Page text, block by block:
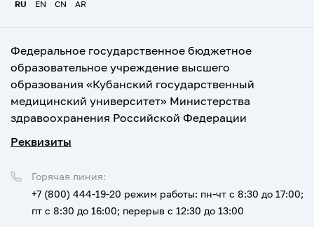
RU EN CN AR
Федеральное государственное бюджетное
образовательное учреждение высшего
образования «Кубанский государственный
медицинский университет» Министерства
здравоохранения Российской Федерации
Реквизиты
Горячая линия:
+7 (800) 444-19-20 режим работы: пн-чт с 8:30 до 17:00;
пт с 8:30 до 16:00; перерыв с 12:30 до 13:00